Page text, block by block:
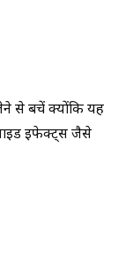
से बचें क्योंकि यह
इफेक्ट्स जैसे